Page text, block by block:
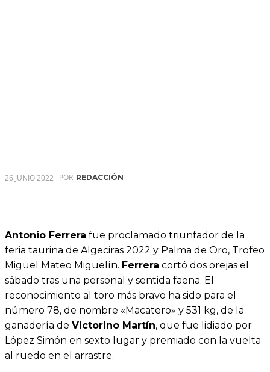
26 JUNIO 2022 POR REDACCIÓN
Antonio Ferrera fue proclamado triunfador de la
feria taurina de Algeciras 2022 y Palma de Oro, Trofeo
Miguel Mateo Miguelín. Ferrera cortó dos orejas el
sábado tras una personal y sentida faena. El
reconocimiento al toro más bravo ha sido para el
número 78, de nombre «Macatero» y 531 kg, de la
ganadería de Victorino Martín, que fue lidiado por
López Simón en sexto lugar y premiado con la vuelta
al ruedo en el arrastre.